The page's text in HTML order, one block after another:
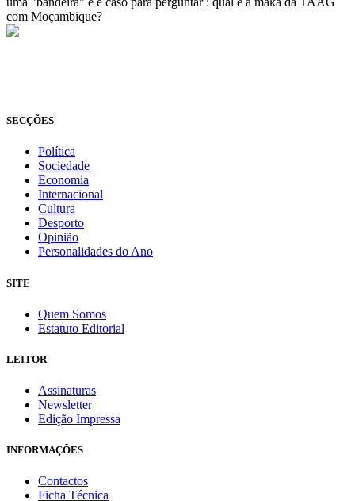
com Moçambique?
SECÇÕES
Política
Sociedade
Economia
Internacional
Cultura
Desporto
Opinião
Personalidades do Ano
SITE
Quem Somos
Estatuto Editorial
LEITOR
Assinaturas
Newsletter
Edição Impressa
INFORMAÇÕES
Contactos
Ficha Técnica